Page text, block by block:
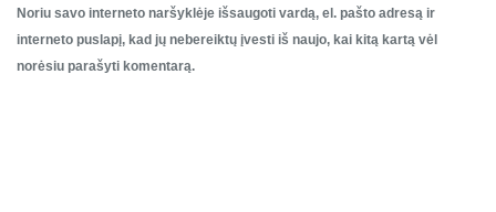
Noriu savo interneto naršyklėje išsaugoti vardą, el. pašto adresą ir
interneto puslapį, kad jų nebereiktų įvesti iš naujo, kai kitą kartą vėl
norėsiu parašyti komentarą.